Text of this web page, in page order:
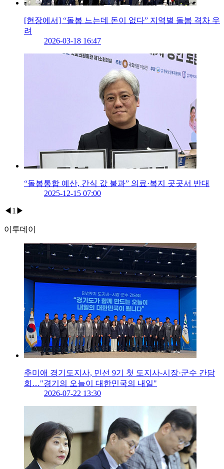
[현장에서] “돌봄 느는데 돈이 없다” 지역별 돌봄 격차 우
려
2026-03-18 16:47
“돌봄통합 예산, 간식 값 불과” 의료·복지 곳곳서 반대
2025-12-15 07:00
◀ 1 ▶
이투데이
추미애 경기도지사, 민선 9기 첫 도지사-시장·군수 간담
회…"경기의 오늘이 대한민국의 내일"
2026-07-22 13:30